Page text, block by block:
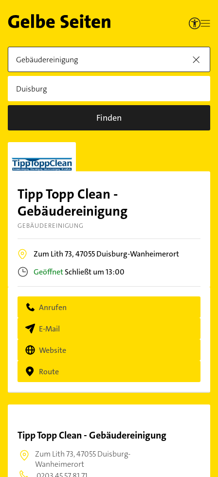
Finden
Tipp Topp Clean -
Gebäudereinigung
GEBÄUDEREINIGUNG
Zum Lith 73,47055Duisburg-Wanheimerort
GeöffnetSchließt um 13:00
Anrufen
E-Mail
Website
Route
Tipp Topp Clean - Gebäudereinigung
Zum Lith 73,47055 Duisburg-
Wanheimerort